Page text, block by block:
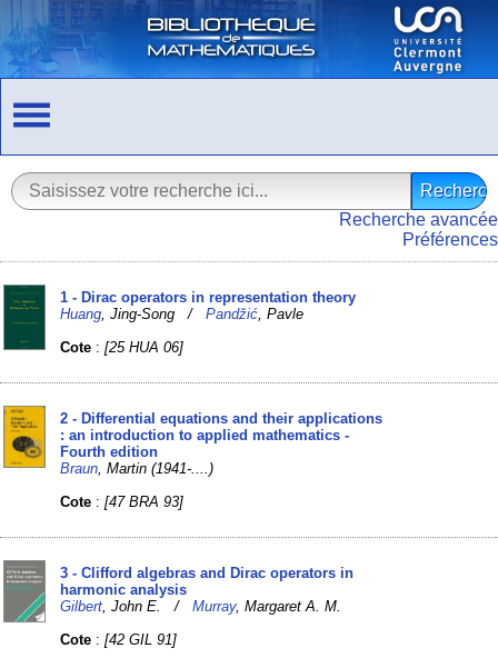
Recherche avancée
Préférences
1 - Dirac operators in representation theory
Huang , Jing-Song /Pandžić , Pavle
Cote :[25 HUA 06]
2 - Differential equations and their applications
: an introduction to applied mathematics -
Fourth edition
Braun , Martin (1941-....)
Cote :[47 BRA 93]
3 - Clifford algebras and Dirac operators in
harmonic analysis
Gilbert , John E. /Murray, Margaret A. M.
Cote :[42 GIL 91]